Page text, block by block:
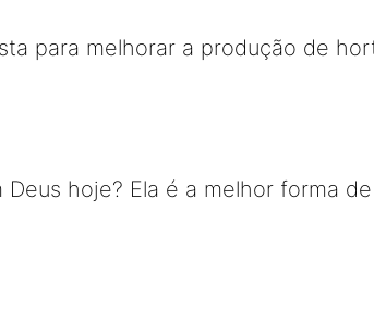
para melhorar a produção de
Deus hoje? Ela é a melhor forma